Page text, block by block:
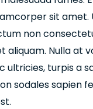
sit
non
Nulla at
turpis a
sodales sapien